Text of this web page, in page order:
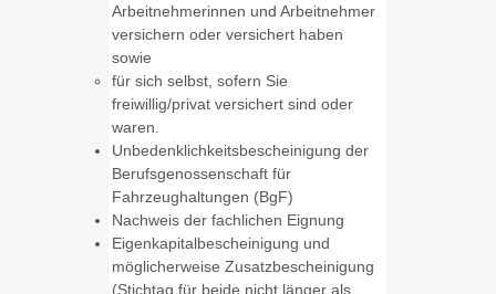
Arbeitnehmerinnen und Arbeitnehmer
versichern oder versichert haben
sowie
für sich selbst, sofern Sie
freiwillig/privat versichert sind oder
waren.
Unbedenklichkeitsbescheinigung der
Berufsgenossenschaft für
Fahrzeughaltungen (BgF)
Nachweis der fachlichen Eignung
Eigenkapitalbescheinigung und
möglicherweise Zusatzbescheinigung
(Stichtag für beide nicht länger als